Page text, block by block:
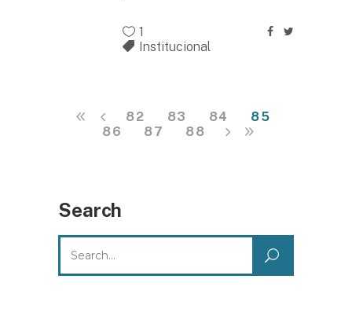
1
Institucional
82 83 84
85
86
87 88
Search
Search
for: